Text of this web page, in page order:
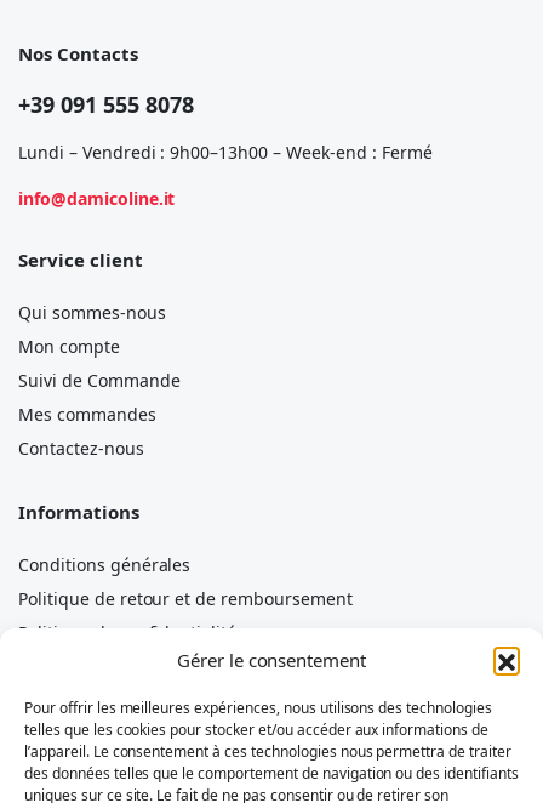
Gérer le consentement
Pour offrir les meilleures expériences, nous utilisons des technologies
telles que les cookies pour stocker et/ou accéder aux informations de
l’appareil. Le consentement à ces technologies nous permettra de traiter
des données telles que le comportement de navigation ou des identifiants
uniques sur ce site. Le fait de ne pas consentir ou de retirer son
Nos Contacts
+39 091 555 8078
Lundi – Vendredi : 9h00–13h00 – Week-end : Fermé
info@damicoline.it
Service client
Qui sommes-nous
Mon compte
Suivi de Commande
Mes commandes
Contactez-nous
Informations
Conditions générales
Politique de retour et de remboursement
Politique de confidentialité
Politique de cookies
Mentions légales
Avertissement